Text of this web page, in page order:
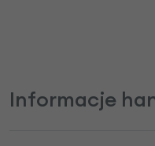
Informacje